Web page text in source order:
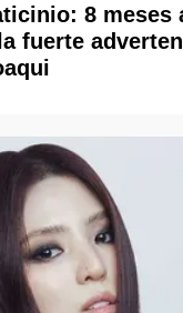
8 meses
fuerte